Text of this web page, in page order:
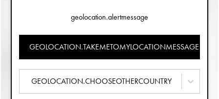
geolocation.alertmessage
GEOLOCATION.TAKEMETOMYLOCATIONMESSAGE
GEOLOCATION.CHOOSEOTHERCOUNTRY